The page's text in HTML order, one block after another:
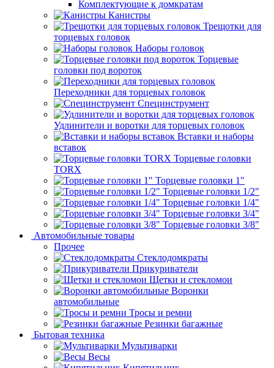
Комплектующие к домкратам
Канистры
Трещотки для
торцевых головок
Наборы головок
Торцевые
головки под вороток
Переходники для торцевых головок
Специнструмент
Удлинители и воротки для торцевых головок
Вставки и наборы
вставок
Торцевые головки
TORX
Торцевые головки 1"
Торцевые головки 1/2"
Торцевые головки 1/4"
Торцевые головки 3/4"
Торцевые головки 3/8"
Автомобильные товары
Прочее
Стеклодомкраты
Прикуриватели
Щетки и стекломои
Воронки
автомобильные
Тросы и ремни
Резинки багажные
Бытовая техника
Мультиварки
Весы